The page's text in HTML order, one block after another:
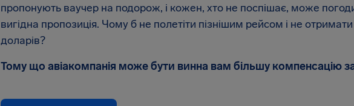
пропонують ваучер на подорож, і кожен, хто не поспішає, може
вигідна пропозиція. Чому б не полетіти пізнішим рейсом і не
доларів?
Тому що авіакомпанія може бути винна вам більшу компенсацію